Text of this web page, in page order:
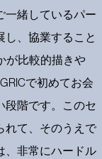
一緒しているパー
し、協業すること
が比較的描きや
で初めてお会
段階です。このセ
れて、そのうえで
、非常にハードル